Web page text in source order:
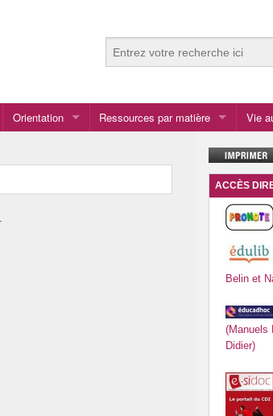
Orientation
Ressources par matière
LCA langues et cultures de l’antiquité
Vie
la
ACCÈS
Belin et
(Manuels
Didier)